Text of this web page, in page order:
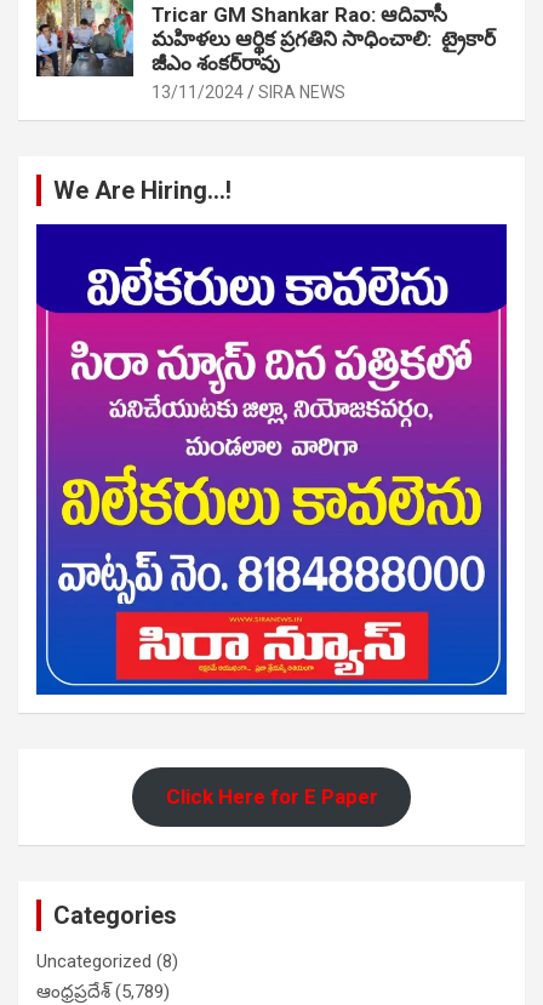
Tricar GM Shankar Rao: ఆదివాసీ
మహిళలు ఆర్థిక ప్రగతిని సాధించాలి: ట్రైకార్
జీఎం శంకర్‌రావు
13/11/2024 SIRA NEWS
We Are Hiring…!
Click Here for E Paper
Categories
Uncategorized (8)
ఆంధ్రప్రదేశ్(5,789)